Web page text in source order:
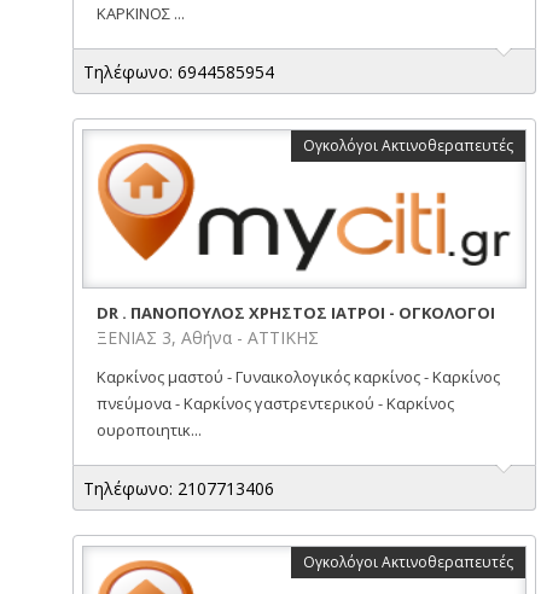
ΚΑΡΚΙΝΟΣ ...
Τηλέφωνο: 6944585954
Ογκολόγοι Ακτινοθεραπευτές
DR . ΠΑΝΟΠΟΥΛΟΣ ΧΡΗΣΤΟΣ ΙΑΤΡΟΙ - ΟΓΚΟΛΟΓΟΙ
ΞΕΝΙΑΣ 3, Αθήνα - ΑΤΤΙΚΗΣ
Καρκίνος μαστού - Γυναικολογικός καρκίνος - Καρκίνος
πνεύμονα - Καρκίνος γαστρεντερικού - Καρκίνος
ουροποιητικ...
Τηλέφωνο: 2107713406
Ογκολόγοι Ακτινοθεραπευτές